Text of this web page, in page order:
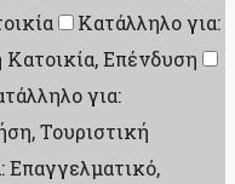
Κατάλληλο για:
Κατοικία, Επένδυση
για:
Τουριστική
Επαγγελματικό,